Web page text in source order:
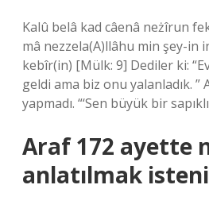
Kalû belâ kad câenâ neżîrun
mâ nezzela(A)llâhu min şey-in
kebîr(in) [Mülk: 9] Dediler ki:
geldi ama biz onu yalanladık. ”
yapmadı. “‘Sen büyük bir
Araf 172 ayette
anlatılmak